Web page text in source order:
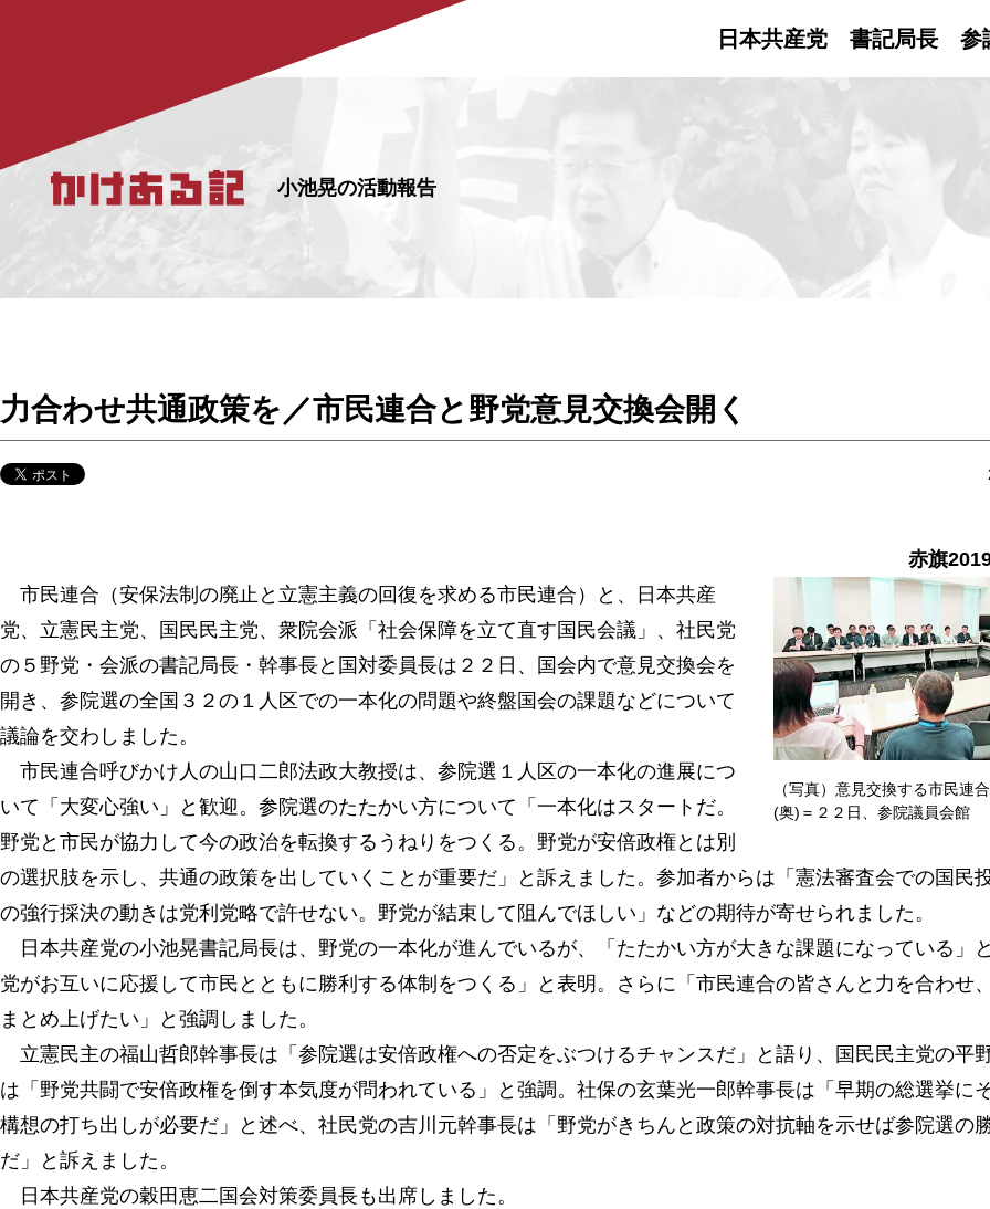
日本共産党 書記局長 参
小池晃の活動報告
力合わせ共通政策を／市民連合と野党意見交換会開く
赤旗
（写真）意見交換する市民連
(奥)＝２２日、参院議員会館
市民連合（安保法制の廃止と立憲主義の回復を求める市民連合）と、日本共産
党、立憲民主党、国民民主党、衆院会派「社会保障を立て直す国民会議」、社民党
の５野党・会派の書記局長・幹事長と国対委員長は２２日、国会内で意見交換会を
開き、参院選の全国３２の１人区での一本化の問題や終盤国会の課題などについて
議論を交わしました。
市民連合呼びかけ人の山口二郎法政大教授は、参院選１人区の一本化の進展につ
いて「大変心強い」と歓迎。参院選のたたかい方について「一本化はスタートだ。
野党と市民が協力して今の政治を転換するうねりをつくる。野党が安倍政権とは別
の選択肢を示し、共通の政策を出していくことが重要だ」と訴えました。参加者からは「憲法審査会での国民
の強行採決の動きは党利党略で許せない。野党が結束して阻んでほしい」などの期待が寄せられました。
日本共産党の小池晃書記局長は、野党の一本化が進んでいるが、「たたかい方が大きな課題になっている」
党がお互いに応援して市民とともに勝利する体制をつくる」と表明。さらに「市民連合の皆さんと力を合わせ
まとめ上げたい」と強調しました。
立憲民主の福山哲郎幹事長は「参院選は安倍政権への否定をぶつけるチャンスだ」と語り、国民民主党の平
は「野党共闘で安倍政権を倒す本気度が問われている」と強調。社保の玄葉光一郎幹事長は「早期の総選挙に
構想の打ち出しが必要だ」と述べ、社民党の吉川元幹事長は「野党がきちんと政策の対抗軸を示せば参院選の
だ」と訴えました。
日本共産党の穀田恵二国会対策委員長も出席しました。